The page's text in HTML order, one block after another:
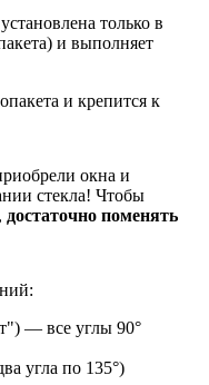
только в
и выполняет
и крепится к
окна и
стекла! Чтобы
достаточно поменять
— все углы 90°
угла по 135°)